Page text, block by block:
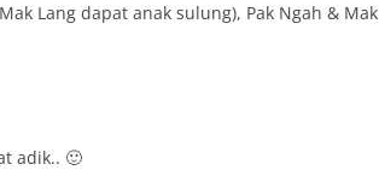
Lang dapat anak sulung), Pak Ngah & Mak
adik.. 🙂